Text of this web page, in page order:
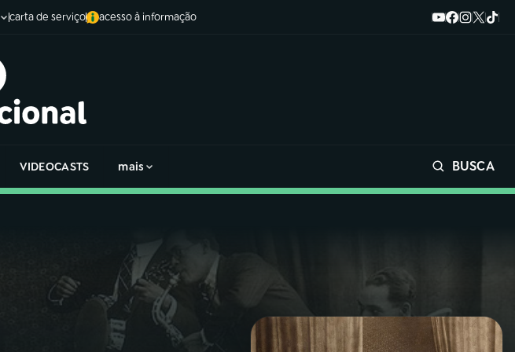
carta de serviço acesso à informação
VIDEOCASTS mais BUSCA